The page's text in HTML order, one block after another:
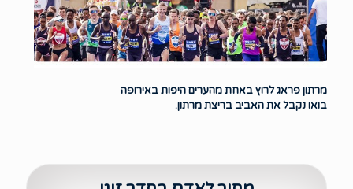
מרתון פראג לרוץ באחת מהערים היפות באירופה
בואו נקבל את האביב בריצת מרתון.